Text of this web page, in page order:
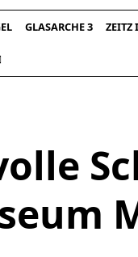
GLASARCHE 3 ZEITZ